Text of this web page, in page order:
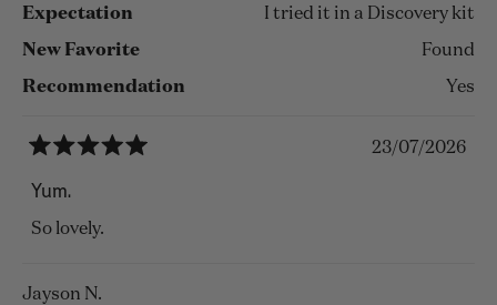
Expectation I tried it in a Discovery kit
New Favorite Found
Recommendation Yes
5
sur
5
étoiles
23/07/2026
Yum.
So lovely.
Jayson N.